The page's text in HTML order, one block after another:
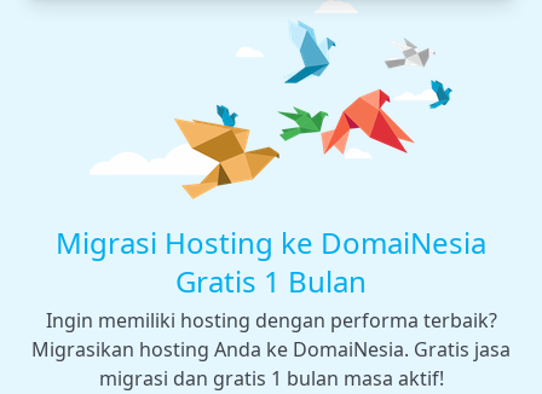
Migrasi Hosting ke DomaiNesia
Gratis 1 Bulan
Ingin memiliki hosting dengan performa terbaik?
Migrasikan hosting Anda ke DomaiNesia. Gratis jasa
migrasi dan gratis 1 bulan masa aktif!